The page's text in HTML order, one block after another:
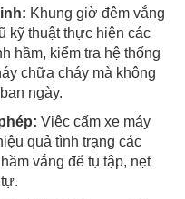
Khung giờ đêm vắng
kỹ thuật thực hiện các
hầm, kiểm tra hệ thống
chữa cháy mà không
ngày.
Việc cấm xe máy
quả tình trạng các
vắng để tụ tập, nẹt